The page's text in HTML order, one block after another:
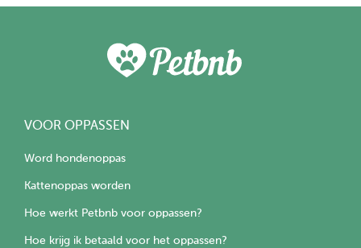
VOOR OPPASSEN
Word hondenoppas
Kattenoppas worden
Hoe werkt Petbnb voor oppassen?
Hoe krijg ik betaald voor het oppassen?